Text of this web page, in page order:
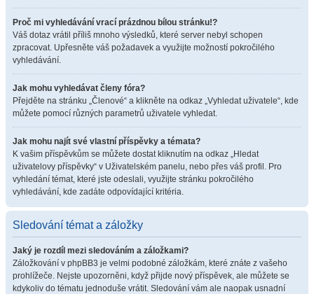
Proč mi vyhledávání vrací prázdnou bílou stránku!?
Váš dotaz vrátil příliš mnoho výsledků, které server nebyl schopen
zpracovat. Upřesněte váš požadavek a využijte možností pokročilého
vyhledávání.
Jak mohu vyhledávat členy fóra?
Přejděte na stránku „Členové“ a klikněte na odkaz „Vyhledat uživatele“, kde
můžete pomocí různých parametrů uživatele vyhledat.
Jak mohu najít své vlastní příspěvky a témata?
K vašim příspěvkům se můžete dostat kliknutím na odkaz „Hledat
uživatelovy příspěvky“ v Uživatelském panelu, nebo přes váš profil. Pro
vyhledání témat, které jste odeslali, využijte stránku pokročilého
vyhledávání, kde zadáte odpovídající kritéria.
Sledování témat a záložky
Jaký je rozdíl mezi sledováním a záložkami?
Záložkování v phpBB3 je velmi podobné záložkám, které znáte z vašeho
prohlížeče. Nejste upozorněni, když přijde nový příspěvek, ale můžete se
kdykoliv do tématu jednoduše vrátit. Sledování vám ale naopak usnadní